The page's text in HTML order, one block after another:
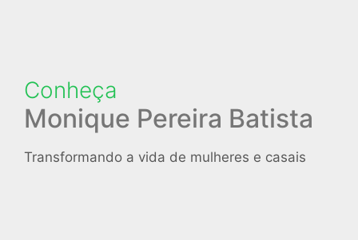
Conheça
Monique Pereira Batista
Transformando a vida de mulheres e casais